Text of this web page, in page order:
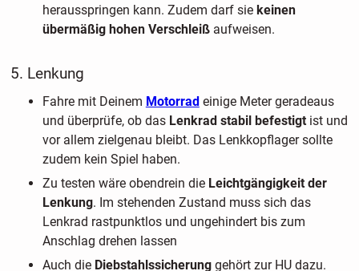
herausspringen kann. Zudem darf sie keinen
übermäßig hohen Verschleißaufweisen.
5. Lenkung
Fahre mit Deinem Motorradeinige Meter geradeaus
und überprüfe, ob das Lenkrad stabil befestigtist und
vor allem zielgenau bleibt. Das Lenkkopflager sollte
zudem kein Spiel haben.
Zu testen wäre obendrein die Leichtgängigkeit der
Lenkung. Im stehenden Zustand muss sich das
Lenkrad rastpunktlos und ungehindert bis zum
Anschlag drehen lassen
Auch die Diebstahlssicherunggehört zur HU dazu.